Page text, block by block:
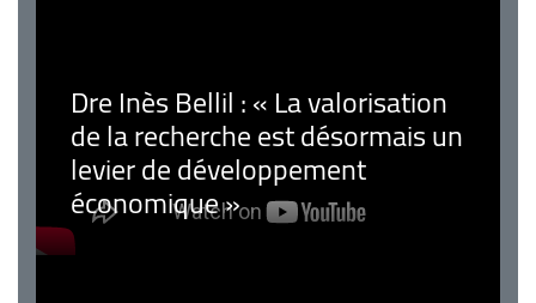
Dre Inès Bellil : « La valorisation
de la recherche est désormais un
levier de développement
économique »